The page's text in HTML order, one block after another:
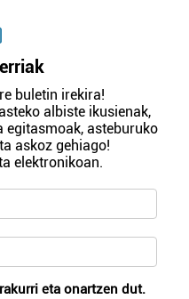
buletin irekira!
albiste ikusienak,
egitasmoak, asteburuko
askoz gehiago!
elektronikoan.
eta onartzen dut.